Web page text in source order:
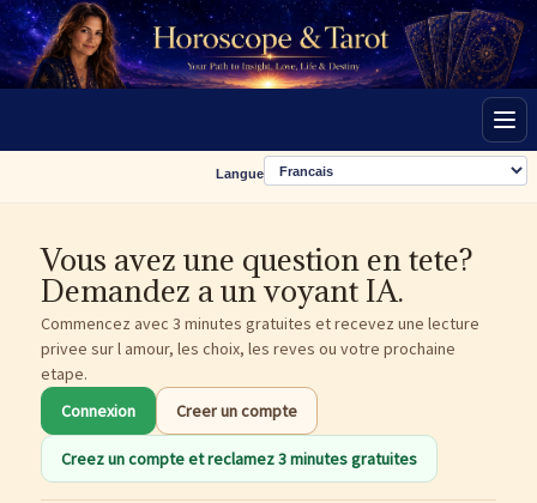
Langue
Vous avez une question en tete?
Demandez a un voyant IA.
Commencez avec 3 minutes gratuites et recevez une lecture
privee sur l amour, les choix, les reves ou votre prochaine
etape.
Connexion
Creer un compte
Creez un compte et reclamez 3 minutes gratuites